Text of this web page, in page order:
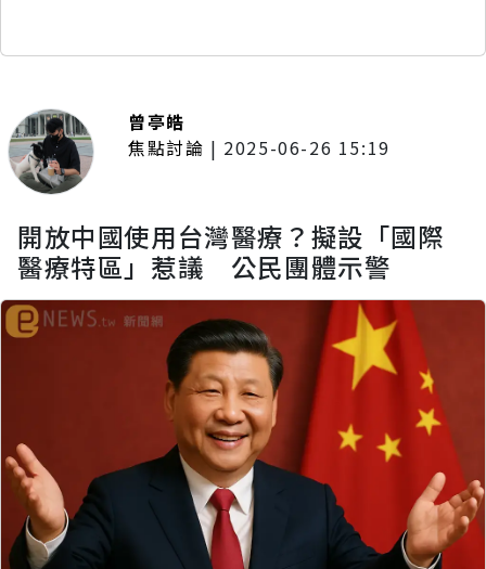
曾亭皓
焦點討論 | 2025-06-26 15:19
開放中國使用台灣醫療？擬設「國際
醫療特區」惹議 公民團體示警